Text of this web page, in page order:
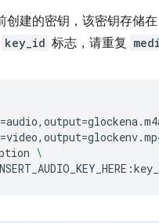
创建的密钥，该密钥存储在
key_id 标志，请重复
=audio,output=
=video,output=
\